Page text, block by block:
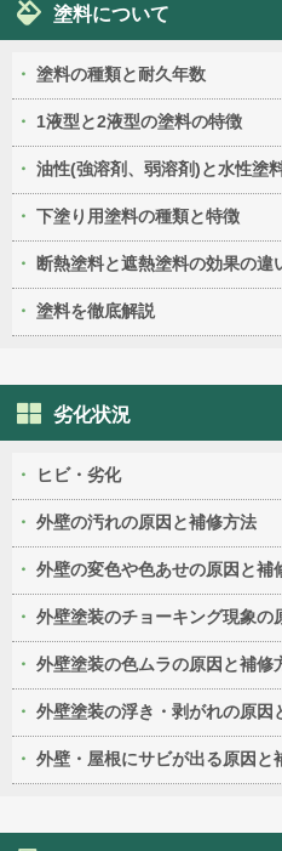
塗料について
塗料の種類と耐久年数
1液型と2液型の塗料の特徴
油性(強溶剤、弱溶剤)と水性塗
下塗り用塗料の種類と特徴
断熱塗料と遮熱塗料の効果の違
塗料を徹底解説
劣化状況
ヒビ・劣化
外壁の汚れの原因と補修方法
外壁の変色や色あせの原因と補
外壁塗装のチョーキング現象の
外壁塗装の色ムラの原因と補修
外壁塗装の浮き・剥がれの原因
外壁・屋根にサビが出る原因と